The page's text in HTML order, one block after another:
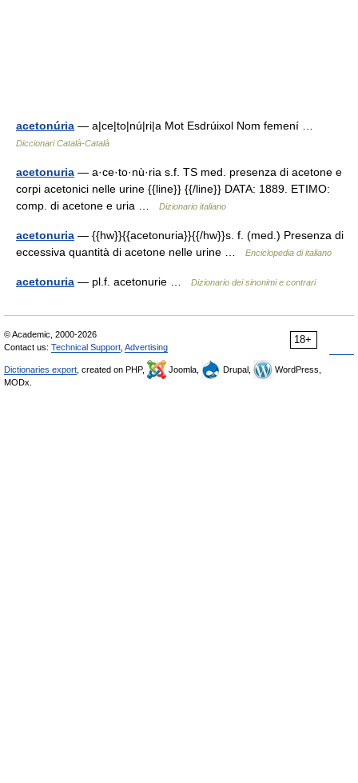
acetonúria — a|ce|to|nú|ri|a Mot Esdrúixol Nom femení …
Diccionari Català-Català
acetonuria — a·ce·to·nù·ria s.f. TS med. presenza di acetone e
corpi acetonici nelle urine {{line}} {{/line}} DATA: 1889. ETIMO:
comp. di acetone e uria …
Dizionario italiano
acetonuria — {{hw}}{{acetonuria}}{{/hw}}s. f. (med.) Presenza di
eccessiva quantità di acetone nelle urine …
Enciclopedia di italiano
acetonuria — pl.f. acetonurie … Dizionario dei sinonimi e contrari
18+
© Academic, 2000-2026
Contact us: Technical Support Advertising
Dictionaries export , created on PHP, Joomla, Drupal,
WordPress,
MODx.